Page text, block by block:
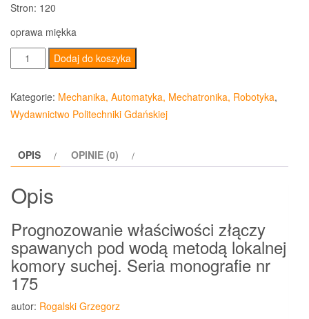
Stron: 120
oprawa miękka
ilość
Prognozowanie
właściwości
złączy
spawanych
wodą
lokalnej
komory
suchej
Dodaj do koszyka
Kategorie: Mechanika, Automatyka, Mechatronika, Robotyka,
Wydawnictwo Politechniki Gdańskiej
OPIS OPINIE (0)
Opis
Prognozowanie właściwości złączy
spawanych pod wodą metodą lokalnej
komory suchej. Seria monografie nr
175
autor: Rogalski Grzegorz